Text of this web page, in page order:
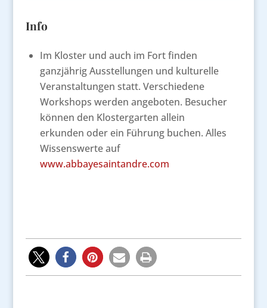
Info
Im Kloster und auch im Fort finden
ganzjährig Ausstellungen und kulturelle
Veranstaltungen statt. Verschiedene
Workshops werden angeboten. Besucher
können den Klostergarten allein
erkunden oder ein Führung buchen. Alles
Wissenswerte auf
www.abbayesaintandre.com